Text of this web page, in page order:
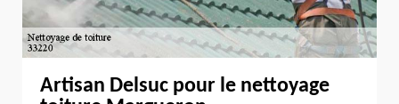
Artisan Delsuc pour le nettoyage